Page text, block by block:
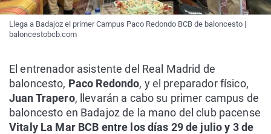
Llega a Badajoz el primer Campus Paco Redondo BCB de baloncesto |
baloncestobcb.com
El entrenador asistente del Real Madrid de
baloncesto, Paco Redondo, y el preparador físico,
Juan Trapero, llevarán a cabo su primer campus de
baloncesto en Badajoz de la mano del club pacense
Vitaly La Mar BCB entre los días 29 de julio y 3 de